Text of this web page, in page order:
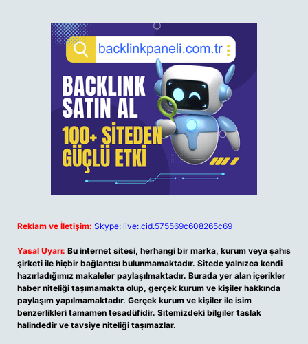
Reklam ve İletişim: Skype: live:.cid.575569c608265c69
Yasal Uyarı: Bu internet sitesi, herhangi bir marka, kurum veya şahıs
şirketi ile hiçbir bağlantısı bulunmamaktadır. Sitede yalnızca kendi
hazırladığımız makaleler paylaşılmaktadır. Burada yer alan içerikler
haber niteliği taşımamakta olup, gerçek kurum ve kişiler hakkında
paylaşım yapılmamaktadır. Gerçek kurum ve kişiler ile isim
benzerlikleri tamamen tesadüfidir. Sitemizdeki bilgiler taslak
halindedir ve tavsiye niteliği taşımazlar.